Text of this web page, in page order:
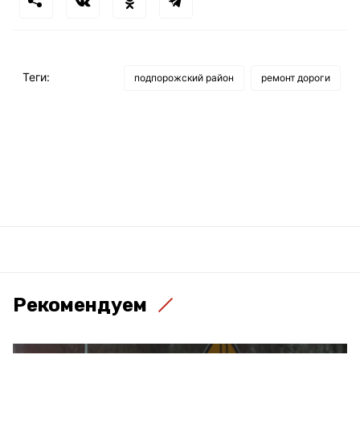
Теги: подпорожский район ремонт дороги
Рекомендуем